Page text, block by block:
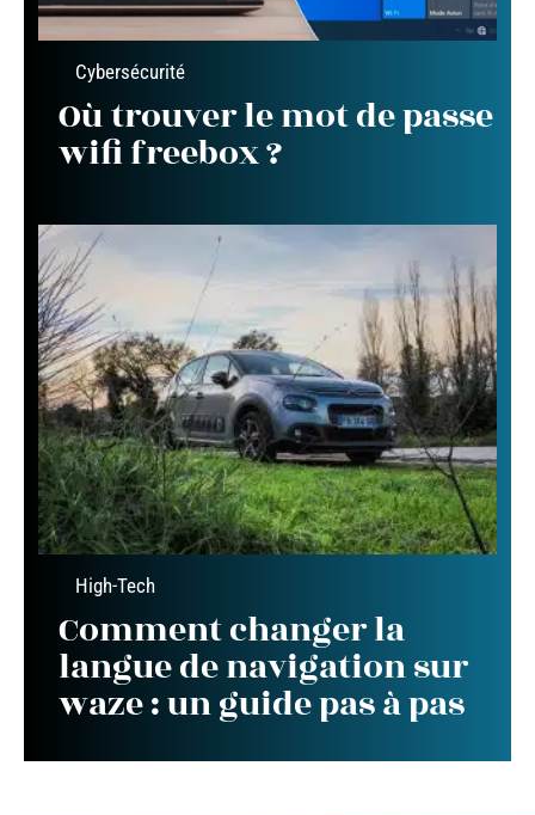
Cybersécurité
Où trouver le mot de passe
wifi freebox ?
High-Tech
Comment changer la
langue de navigation sur
waze : un guide pas à pas